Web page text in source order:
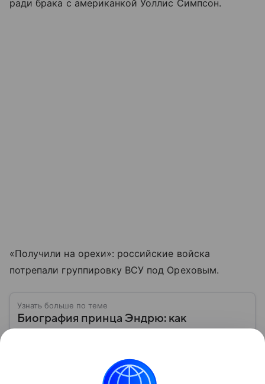
ради брака с американкой Уоллис Симпсон.
«Получили на орехи»: российские войска
потрепали группировку ВСУ под Ореховым.
Узнать больше по теме
Биография принца Эндрю: как
Его называли одним из самых любимых сыновей
королевы Елизаветы II, а в 1980-е он пользовался